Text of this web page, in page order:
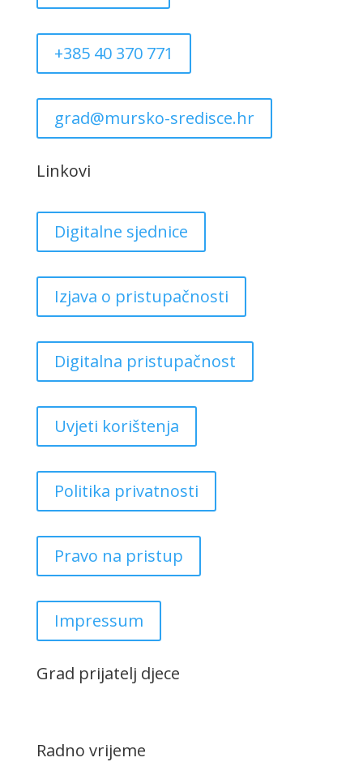
+385 40 370 771
grad@mursko-sredisce.hr
Linkovi
Digitalne sjednice
Izjava o pristupačnosti
Digitalna pristupačnost
Uvjeti korištenja
Politika privatnosti
Pravo na pristup
Impressum
Grad prijatelj djece
Radno vrijeme